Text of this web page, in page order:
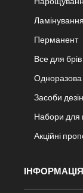
Ламінування
Перманент
Все для брів
Одноразова
Засоби
Набори для
Акційні
ІНФОРМАЦІЯ